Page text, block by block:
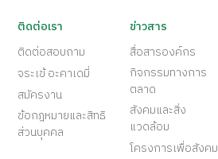
ติดต่อเรา
ติดต่อสอบถาม
จระเข้ อะคาเดมี่
สมัครงาน
ข้อกฎหมายและสิทธิ
ส่วนบุคคล
ข่าวสาร
สื่อสารองค์กร
กิจกรรมทางการ
ตลาด
สังคมและสิ่ง
แวดล้อม
โครงการเพื่อสังคม